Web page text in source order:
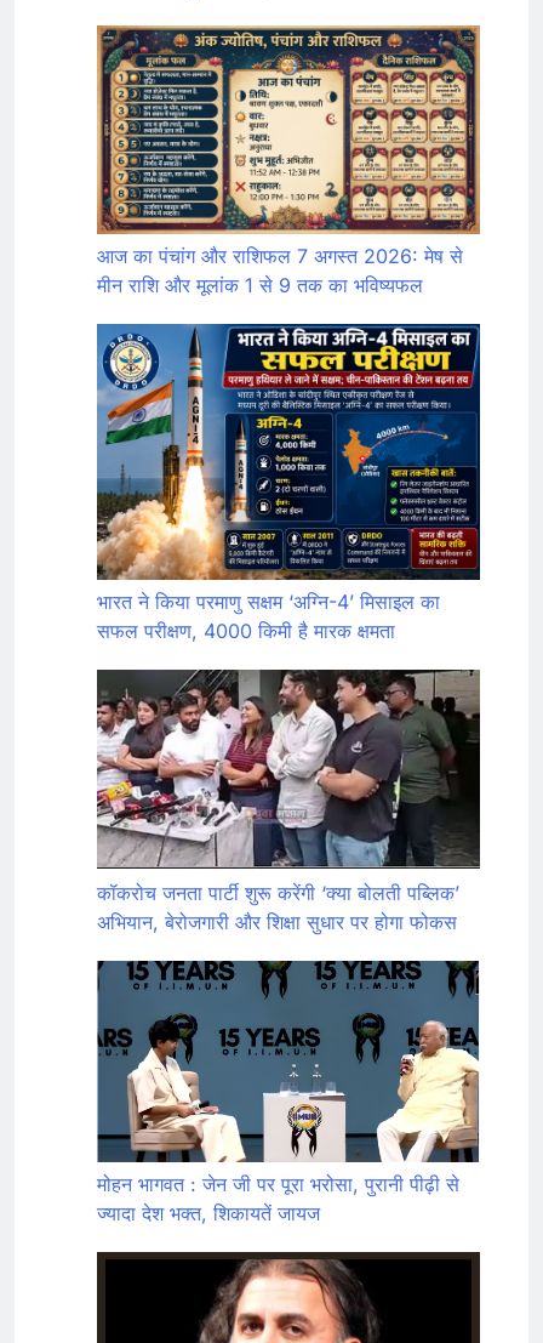
आज का पंचांग और राशिफल 7 अगस्त 2026: मेष से
मीन राशि और मूलांक 1 से 9 तक का भविष्यफल
भारत ने किया परमाणु सक्षम ‘अग्नि-4’ मिसाइल का
सफल परीक्षण, 4000 किमी है मारक क्षमता
कॉकरोच जनता पार्टी शुरू करेंगी ‘क्या बोलती पब्लिक’
अभियान, बेरोजगारी और शिक्षा सुधार पर होगा फोकस
मोहन भागवत : जेन जी पर पूरा भरोसा, पुरानी पीढ़ी से
ज्यादा देश भक्त, शिकायतें जायज